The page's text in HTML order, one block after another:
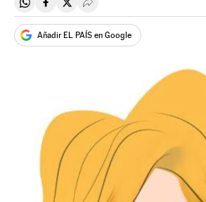
Compartir en Whatsapp
Compartir en Facebook
Compartir en Twitter
Desplegar Redes Sociales
Añadir EL PAÍS en Google